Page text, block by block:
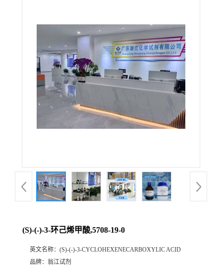
(S)-(-)-3-环己烯甲酸,5708-19-0
英文名称： (S)-(-)-3-CYCLOHEXENECARBOXYLIC ACID
品牌： 翁江试剂